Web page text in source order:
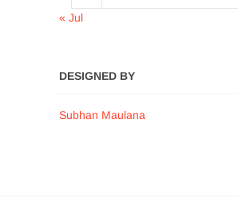
« Jul
DESIGNED BY
Subhan Maulana